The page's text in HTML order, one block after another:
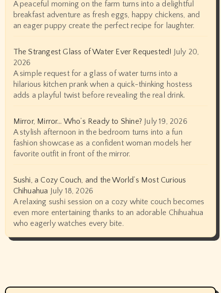
A peaceful morning on the farm turns into a delightful
breakfast adventure as fresh eggs, happy chickens, and
an eager puppy create the perfect recipe for laughter.
The Strangest Glass of Water Ever Requested! July 20,
2026
A simple request for a glass of water turns into a
hilarious kitchen prank when a quick-thinking hostess
adds a playful twist before revealing the real drink.
Mirror, Mirror… Who’s Ready to Shine? July 19, 2026
A stylish afternoon in the bedroom turns into a fun
fashion showcase as a confident woman models her
favorite outfit in front of the mirror.
Sushi, a Cozy Couch, and the World’s Most Curious
Chihuahua July 18, 2026
A relaxing sushi session on a cozy white couch becomes
even more entertaining thanks to an adorable Chihuahua
who eagerly watches every bite.